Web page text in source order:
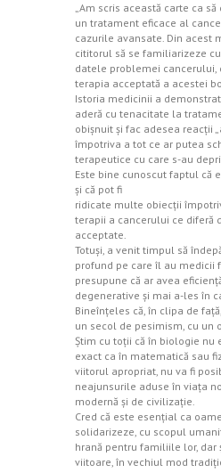
„Am scris această carte ca să
un tratament eficace al
cazurile avansate. Din acest
cititorul să se familiarizeze
datele problemei cancerului,
terapia acceptată a acestei
Istoria medicinii a
aderă cu tenacitate la
obişnuit şi fac adesea reacţii
împotriva a tot ce ar putea
terapeutice cu care s-au
Este bine cunoscut faptul că
şi că pot fi
ridicate multe obiecţii
terapii a cancerului ce diferă
acceptate.
Totuşi, a venit timpul să
profund pe care îl au medicii
presupune că ar avea
degenerative şi mai a-les în
Bineînţeles că, în clipa de
un secol de pesimism, cu un
Ştim cu toţii că în biologie nu
exact ca în matematică sau
viitorul apropriat, nu va fi
neajunsurile aduse în viaţa
modernă şi de civilizaţie.
Cred că este esenţial ca
solidarizeze, cu scopul
hrană pentru familiile lor, dar
viitoare, în vechiul mod